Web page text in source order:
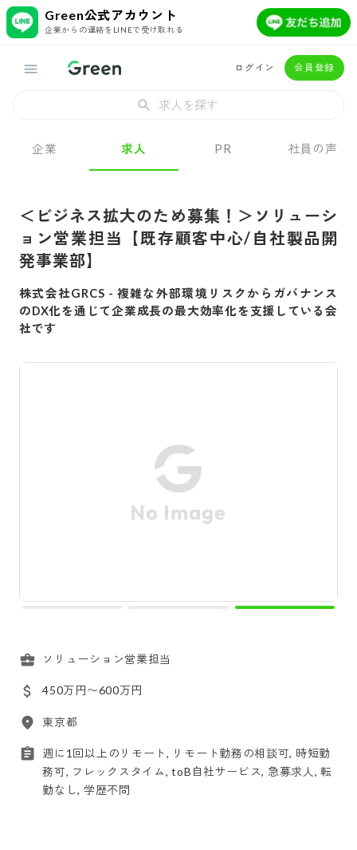
Green公式アカウント
企業からの連絡をLINEで受け取れる
ログイン 会員登録
求人を探す
企業 求人 PR 社員の声
＜ビジネス拡大のため募集！＞ソリューシ
ョン営業担当【既存顧客中心/自社製品開
発事業部】
株式会社GRCS - 複雑な外部環境リスクからガバナンス
のDX化を通じて企業成長の最大効率化を支援している会
社です
ソリューション営業担当
450万円〜600万円
東京都
週に1回以上のリモート, リモート勤務の相談可, 時短勤
務可, フレックスタイム, toB自社サービス, 急募求人, 転
勤なし, 学歴不問